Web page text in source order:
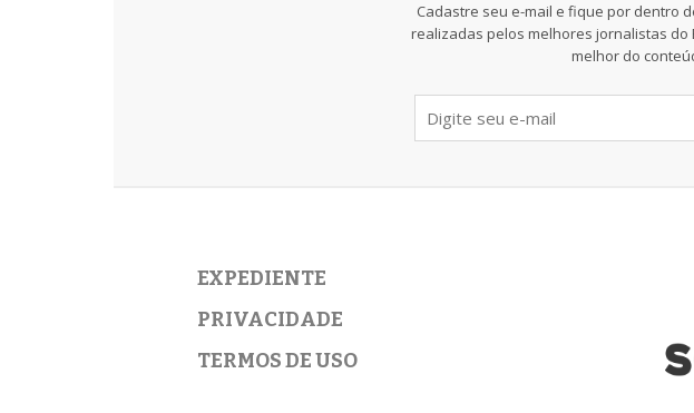
Cadastre seu e-mail e fique por dentro
realizadas pelos melhores jornalistas do
melhor do
EXPEDIENTE
PRIVACIDADE
TERMOS DE USO